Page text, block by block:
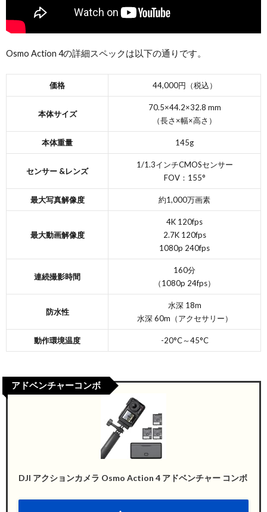
Osmo Action 4の詳細スペックは以下の通りです。
価格 44,000円（税込）
本体サイズ
70.5×44.2×32.8 mm
（長さ×幅×高さ）
本体重量 145g
センサー &レンズ
1/1.3インチCMOSセンサー
FOV：155°
最大写真解像度 約1,000万画素
最大動画解像度
4K 120fps
2.7K 120fps
1080p 240fps
連続撮影時間
160分
（1080p 24fps）
防水性
水深 18m
水深 60m（アクセサリー）
動作環境温度 -20°C～45°C
DJI アクションカメラ Osmo Action 4 アドベンチャー コンボ
アドベンチャーコンボ